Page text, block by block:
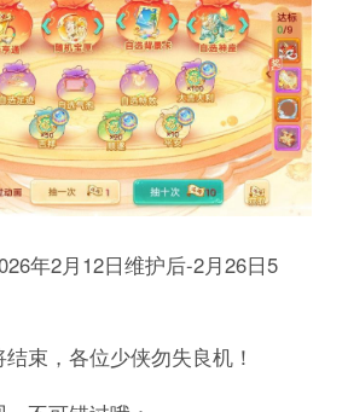
年2月12日维护后-2月26日5
，各位少侠勿失良机！